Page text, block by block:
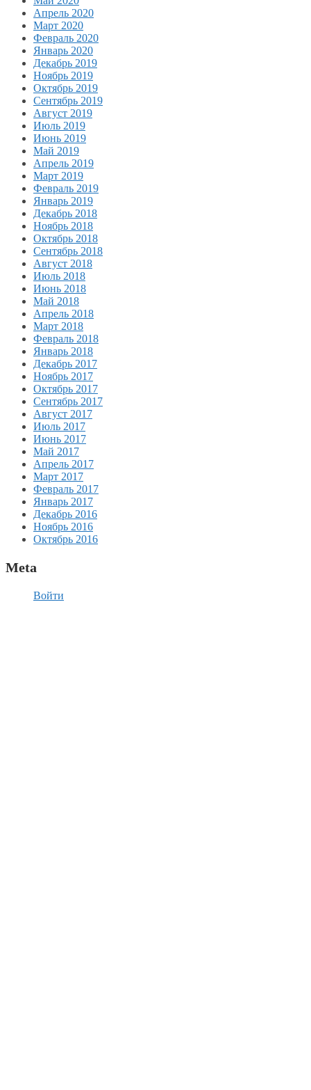
Апрель 2020
Март 2020
Февраль 2020
Январь 2020
Декабрь 2019
Ноябрь 2019
Октябрь 2019
Сентябрь 2019
Август 2019
Июль 2019
Июнь 2019
Май 2019
Апрель 2019
Март 2019
Февраль 2019
Январь 2019
Декабрь 2018
Ноябрь 2018
Октябрь 2018
Сентябрь 2018
Август 2018
Июль 2018
Июнь 2018
Май 2018
Апрель 2018
Март 2018
Февраль 2018
Январь 2018
Декабрь 2017
Ноябрь 2017
Октябрь 2017
Сентябрь 2017
Август 2017
Июль 2017
Июнь 2017
Май 2017
Апрель 2017
Март 2017
Февраль 2017
Январь 2017
Декабрь 2016
Ноябрь 2016
Октябрь 2016
Meta
Войти